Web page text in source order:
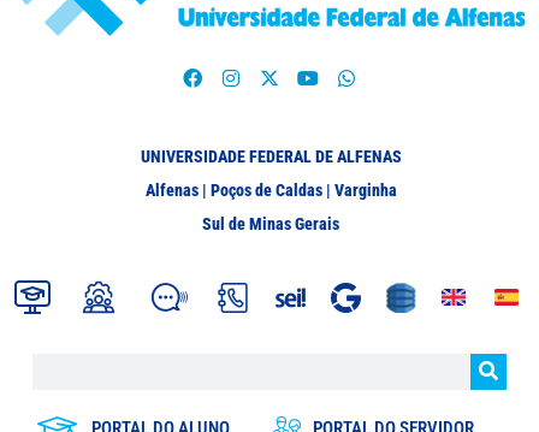
Legislação
UNIVERSIDADE FEDERAL DE ALFENAS
Alfenas | Poços de Caldas | Varginha
Sul de Minas Gerais